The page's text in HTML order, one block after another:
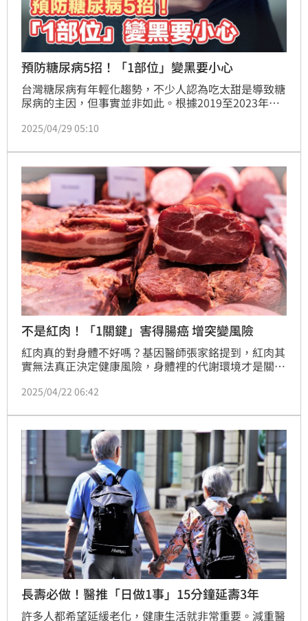
預防糖尿病5招！「1部位」變黑要小心
台灣糖尿病有年輕化趨勢，不少人認為吃太甜是導致糖
尿病的主因，但事實並非如此。根據2019至2023年國
達12.8%，然而，糖尿病初期通常沒有明顯症狀，容易
訣，分別是「定期健檢、監測血糖、逆轉代謝症候群、
健康飲食及規律運動」，有助於遠離糖尿病。
2025/04/29 05:10
不是紅肉！「1關鍵」害得腸癌 增突變風險
紅肉真的對身體不好嗎？基因醫師張家銘提到，紅肉其
實無法真正決定健康風險，身體裡的代謝環境才是關
而異，若想攝取紅肉的營養，飲食上應將「肉」當成配
罹患心血管疾病或大腸癌的風險。
2025/04/22 06:42
長壽必做！醫推「日做1事」15分鐘延壽3年
許多人都希望延緩老化，健康生活就非常重要。減重醫